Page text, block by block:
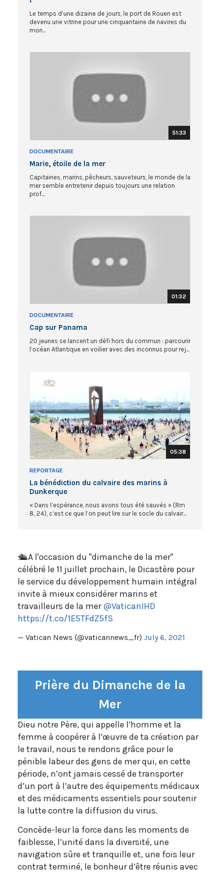
Le temps d’une dizaine de jours, le port de Rouen est
devenu une vitrine pour une cinquantaine de navires du
mon...
51:33
DOCUMENTAIRE
Marie, étoile de la mer
Capitaines, marins, pêcheurs, sauveteurs, le monde de la
mer semble entretenir depuis toujours une relation
prof...
01:32
DOCUMENTAIRE
Cap sur Panama
20 jeunes se lancent un défi hors du commun : parcourir
l’océan Atlantique en voilier avec des inconnus pour rej...
05:38
REPORTAGE
La bénédiction du calvaire des marins à
Dunkerque
« Dans l’espérance, nous avons tous été sauvés » (Rm
8, 24), c’est ce que l’on peut lire sur le socle du calvair...
🛳️A l'occasion du "dimanche de la mer"
célébré le 11 juillet prochain, le Dicastère pour
le service du développement humain intégral
invite à mieux considérer marins et
travailleurs de la mer@VaticanIHD
https://t.co/1E5TFdZ5fS
— Vatican News (@vaticannews_fr) July 6, 2021
Prière du Dimanche de la
Mer
Dieu notre Père, qui appelle l’homme et la
femme à coopérer à l’œuvre de ta création par
le travail, nous te rendons grâce pour le
pénible labeur des gens de mer qui, en cette
période, n’ont jamais cessé de transporter
d’un port à l’autre des équipements médicaux
et des médicaments essentiels pour soutenir
la lutte contre la diffusion du virus.
Concède-leur la force dans les moments de
faiblesse, l’unité dans la diversité, une
navigation sûre et tranquille et, une fois leur
contrat terminé, le bonheur d’être réunis avec